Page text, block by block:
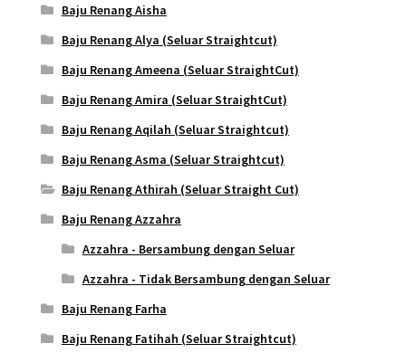
Baju Renang Aisha
Baju Renang Alya (Seluar Straightcut)
Baju Renang Ameena (Seluar StraightCut)
Baju Renang Amira (Seluar StraightCut)
Baju Renang Aqilah (Seluar Straightcut)
Baju Renang Asma (Seluar Straightcut)
Baju Renang Athirah (Seluar Straight Cut)
Baju Renang Azzahra
Azzahra - Bersambung dengan Seluar
Azzahra - Tidak Bersambung dengan Seluar
Baju Renang Farha
Baju Renang Fatihah (Seluar Straightcut)